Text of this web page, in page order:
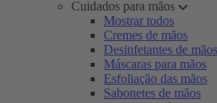
Cuidados para mãos
Mostrar todos
Cremes de mãos
Desinfetantes de mãos
Máscaras para mãos
Esfoliação das mãos
Sabonetes de mãos